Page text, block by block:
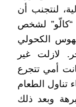
لنتجنب أن
لشخص
الكحولي
لازلت غير
أمي تتجرع
تناول الطعام
وبعد ذلك